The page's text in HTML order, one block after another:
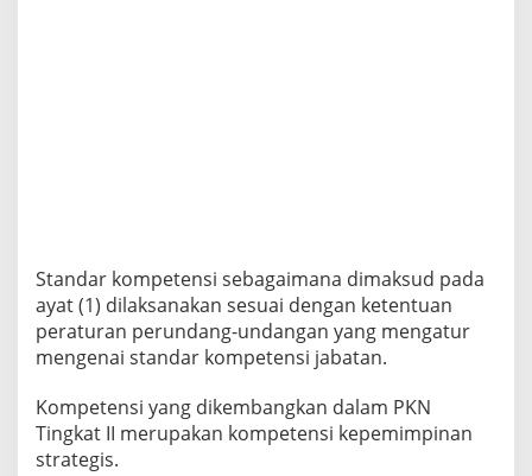
Standar kompetensi sebagaimana dimaksud pada
ayat (1) dilaksanakan sesuai dengan ketentuan
peraturan perundang-undangan yang mengatur
mengenai standar kompetensi jabatan.
Kompetensi yang dikembangkan dalam PKN
Tingkat II merupakan kompetensi kepemimpinan
strategis.